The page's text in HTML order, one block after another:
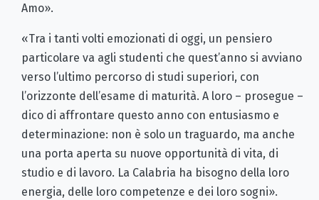
Amo».
«Tra i tanti volti emozionati di oggi, un pensiero
particolare va agli studenti che quest’anno si avviano
verso l’ultimo percorso di studi superiori, con
l’orizzonte dell’esame di maturità. A loro – prosegue –
dico di affrontare questo anno con entusiasmo e
determinazione: non è solo un traguardo, ma anche
una porta aperta su nuove opportunità di vita, di
studio e di lavoro. La Calabria ha bisogno della loro
energia, delle loro competenze e dei loro sogni».